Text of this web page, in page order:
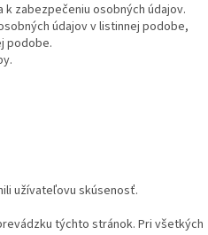
zabezpečeniu osobných údajov.
údajov v listinnej podobe,
podobe.
užívateľovu skúsenosť.
týchto stránok. Pri všetkých